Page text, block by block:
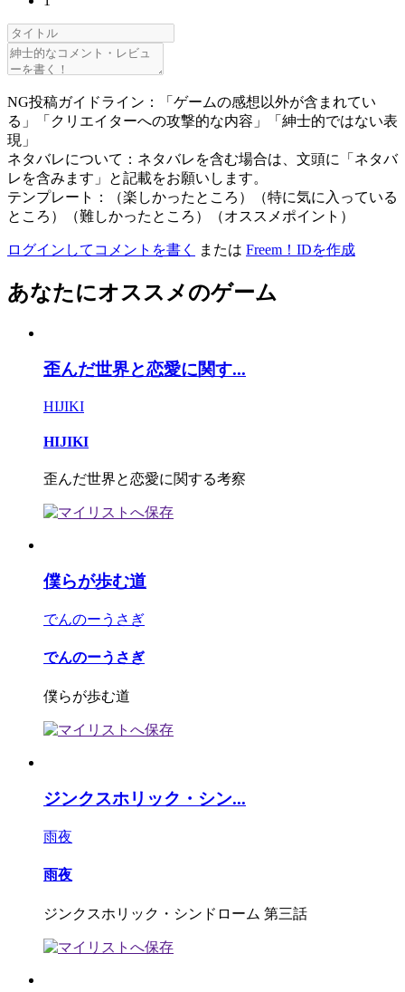
NG投稿ガイドライン：「ゲームの感想以外が含まれてい
る」「クリエイターへの攻撃的な内容」「紳士的ではない表
現」
ネタバレについて：ネタバレを含む場合は、文頭に「ネタバ
レを含みます」と記載をお願いします。
テンプレート：（楽しかったところ）（特に気に入っている
ところ）（難しかったところ）（オススメポイント）
ログインしてコメントを書く または Freem！IDを作成
あなたにオススメのゲーム
歪んだ世界と恋愛に関す...
HIJIKI
HIJIKI
歪んだ世界と恋愛に関する考察
僕らが歩む道
でんのーうさぎ
でんのーうさぎ
僕らが歩む道
ジンクスホリック・シン...
雨夜
雨夜
ジンクスホリック・シンドローム 第三話